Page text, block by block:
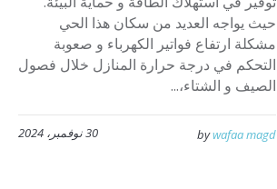
حيث يواجه العديد من سكان هذا الحي
مشكلة ارتفاع فواتير الكهرباء و صعوبة
التحكم في درجة حرارة المنازل خلال فصول
الصيف و الشتاء،...
30 نوفمبر، 2024 bywafaa magd